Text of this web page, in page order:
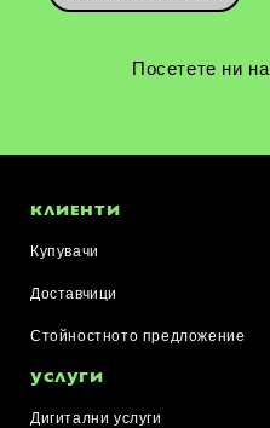
Посетете ни на
КЛИЕНТИ
Купувачи
Доставчици
Стойностното предложение
УСЛУГИ
Дигитални услуги